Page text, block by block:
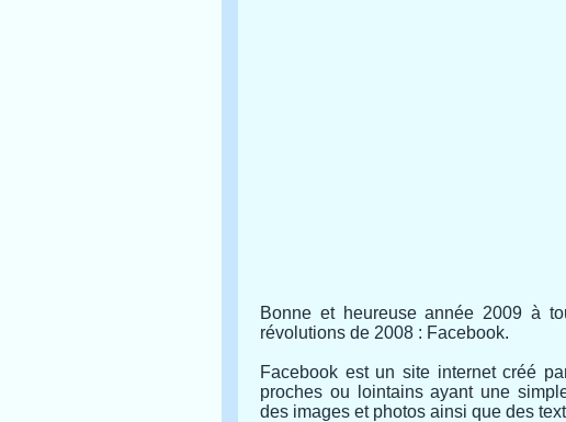
Bonne et heureuse année 2009 à
révolutions de 2008 : Facebook.
Facebook est un site internet créé
proches ou lointains ayant une
des images et photos ainsi que des